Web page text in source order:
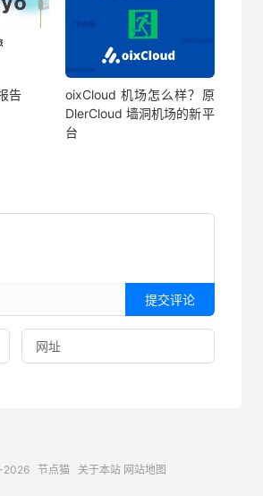
告
oixCloud 机场怎么样？原
DlerCloud 墙洞机场的新平
台
提交评论
2026 节点猫 关于本站 网站地图